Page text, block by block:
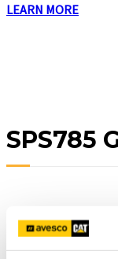
LEARN MORE
SPS785